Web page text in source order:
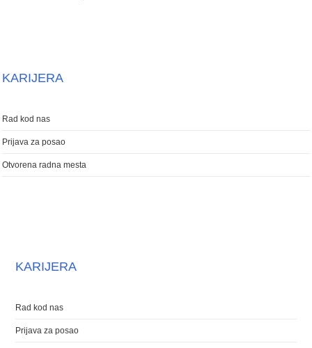
KARIJERA
Rad kod nas
Prijava za posao
Otvorena radna mesta
KARIJERA
Rad kod nas
Prijava za posao